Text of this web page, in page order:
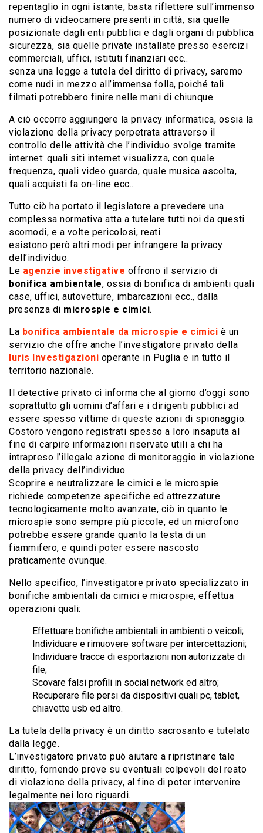
repentaglio in ogni istante, basta riflettere sull’immenso
numero di videocamere presenti in città, sia quelle
posizionate dagli enti pubblici e dagli organi di pubblica
sicurezza, sia quelle private installate presso esercizi
commerciali, uffici, istituti finanziari ecc..
senza una legge a tutela del diritto di privacy, saremo
come nudi in mezzo all’immensa folla, poiché tali
filmati potrebbero finire nelle mani di chiunque.
A ciò occorre aggiungere la privacy informatica, ossia la
violazione della privacy perpetrata attraverso il
controllo delle attività che l’individuo svolge tramite
internet: quali siti internet visualizza, con quale
frequenza, quali video guarda, quale musica ascolta,
quali acquisti fa on-line ecc..
Tutto ciò ha portato il legislatore a prevedere una
complessa normativa atta a tutelare tutti noi da questi
scomodi, e a volte pericolosi, reati.
esistono però altri modi per infrangere la privacy
dell’individuo.
Le agenzie investigative offrono il servizio di
bonifica ambientale, ossia di bonifica di ambienti quali
case, uffici, autovetture, imbarcazioni ecc., dalla
presenza di microspie e cimici.
La bonifica ambientale da microspie e cimici è un
servizio che offre anche l’investigatore privato della
Iuris Investigazioni operante in Puglia e in tutto il
territorio nazionale.
Il detective privato ci informa che al giorno d’oggi sono
soprattutto gli uomini d’affari e i dirigenti pubblici ad
essere spesso vittime di queste azioni di spionaggio.
Costoro vengono registrati spesso a loro insaputa al
fine di carpire informazioni riservate utili a chi ha
intrapreso l’illegale azione di monitoraggio in violazione
della privacy dell’individuo.
Scoprire e neutralizzare le cimici e le microspie
richiede competenze specifiche ed attrezzature
tecnologicamente molto avanzate, ciò in quanto le
microspie sono sempre più piccole, ed un microfono
potrebbe essere grande quanto la testa di un
fiammifero, e quindi poter essere nascosto
praticamente ovunque.
Nello specifico, l’investigatore privato specializzato in
bonifiche ambientali da cimici e microspie, effettua
operazioni quali:
Effettuare bonifiche ambientali in ambienti o veicoli;
Individuare e rimuovere software per intercettazioni;
Individuare tracce di esportazioni non autorizzate di
file;
Scovare falsi profili in social network ed altro;
Recuperare file persi da dispositivi quali pc, tablet,
chiavette usb ed altro.
La tutela della privacy è un diritto sacrosanto e tutelato
dalla legge.
L’investigatore privato può aiutare a ripristinare tale
diritto, fornendo prove su eventuali colpevoli del reato
di violazione della privacy, al fine di poter intervenire
legalmente nei loro riguardi.